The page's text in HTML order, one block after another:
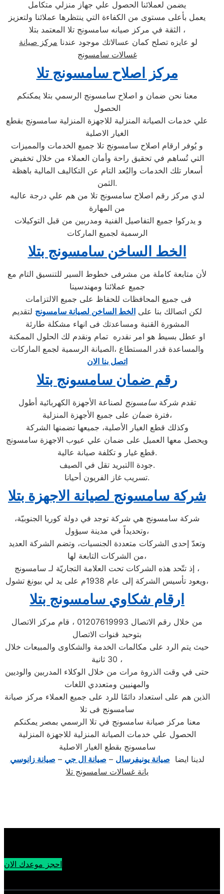
يضمن لعملائنا الحصول علي جهاز منزلي متكامل
يعمل بأعلى مستوى من الكفاءة التي ينتظرها عملائنا ولتعزيز
الثقة في مركز صيانه سامسونج تلا المعتمد بتلا ،
لو عايزه تصلح كمان عسالاتك موجود عندنا مركز صيانة
غسالات سامسونج
مركز اصلاح سامسونج تلا
معنا نحن ضمان و اصلاح سامسونج الرسمي بتلا يمكنكم
الحصول
علي خدمات الصيانة المنزلية للاجهزة المنزلية سامسونج بقطع
الغيار الاصلية
و يُوفر ارقام اصلاح سامسونج تلا جميع الخدمات والمميزات
التي تُساهم في تحقيق راحة وأمان العملاء من خلال تخفيض
أسعار تلك الخدمات والبُعد التام عن التكاليف المالية باهظة
الثمن.
لدي مركز رقم اصلاح سامسونج تلا من هم علي درجة عاليه
من المهارة
الرسمية لجميع الماركات
الخط الساخن سامسونج بتلا
لأن متابعة كاملة من مشرفى خطوط السير للتنسيق التام مع
جميع عملائنا ومهندسينا
فى جميع المحافظات للحفاظ على جميع الالتزامات
لكن اتصالك بنا على الخط الساخن لصيانة سامسونج لتقديم
المشورة القنية ومساعدتك فى انهاء مشكلة طارئة
او عطل بسيط هو امر نقدره تمام ونقدم لك الحلول الممكنة
والمساعدة قدر المستطاع ،الصيانة الرسمية لجمع الماركات
اتصل بنا الان
رقم ضمان سامسونج بتلا
تقدم شركةسامسونج لصناعة الأجهزة الكهربائية أطول
فترةضمان
على جميع الأجهزة المنزلية،
وكذلك قطع الغيار الأصلية، جميعها تضمنها الشركة
ويحصل معها العميل على ضمان علي عيوب الاجهزة سامسونج
قطع غيار و تكلفة صيانة عالية.
جودة االتبريد تقل في الصيف.
تسريب غاز الفريون أحيانا.
شركة سامسونج لصيانة الاجهزة بتلا
شركة سامسونج هي شركة توجد في دولة كوريا الجنوبيّة،
وتحديداً في مدينة سيؤول،
وتعدّ إحدى الشركات متعددة الجنسيات، وتضم الشركة العديد
من الشركات التابعة لها،
إذ تتّحد هذه الشركات تحت العلامة التجاريّة لـ سامسونج ،
ويعود تأسيس الشركة إلى عام 1938م على يد لي بيونغ تشول،
ارقام شكاوي سامسونج بتلا
من خلال رقم الاتصال 01207619993 ، قام مركز الاتصال
بتوحيد قنوات الاتصال
حيث يتم الرد على مكالمات الخدمة والشكاوى والمبيعات خلال
30 ثانية ،
حتى في وقت الذروة مرات من خلال الوكلاء المدربين والوديين
والمهنيين ومتعددي اللغات
الذين هم على استعداد دائمًا للرد على جميع العملاء مركز صيانة
سامسونج فى تلا
معنا مركز صيانة سامسونج في تلا الرسمي بمصر يمكنكم
الحصول علي خدمات الصيانة المنزلية للاجهزة المنزلية
سامسونج بقطع الغيار الاصلية
لدينا ايضا صيانة يونيفرسال – صيانة ال جي – صيانة زانوسي
يانة غسالات سامسونج تلا
احجز موعدك الان